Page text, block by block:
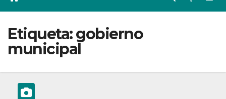
Etiqueta:gobierno
municipal